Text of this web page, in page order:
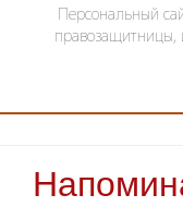
Персональный
правозащитницы,
SKIP TO CONTENT